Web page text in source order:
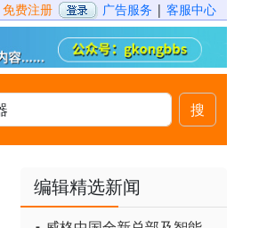
免费注册 广告服务 | 客服中心
搜
编辑精选新闻